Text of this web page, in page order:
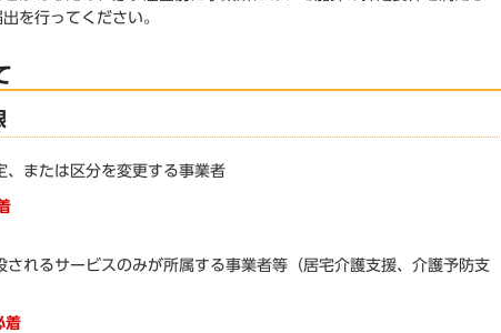
を行ってください。
または区分を変更する事業者
れるサービスのみが所属する事業者等（居宅介護支援、介護予防支
着